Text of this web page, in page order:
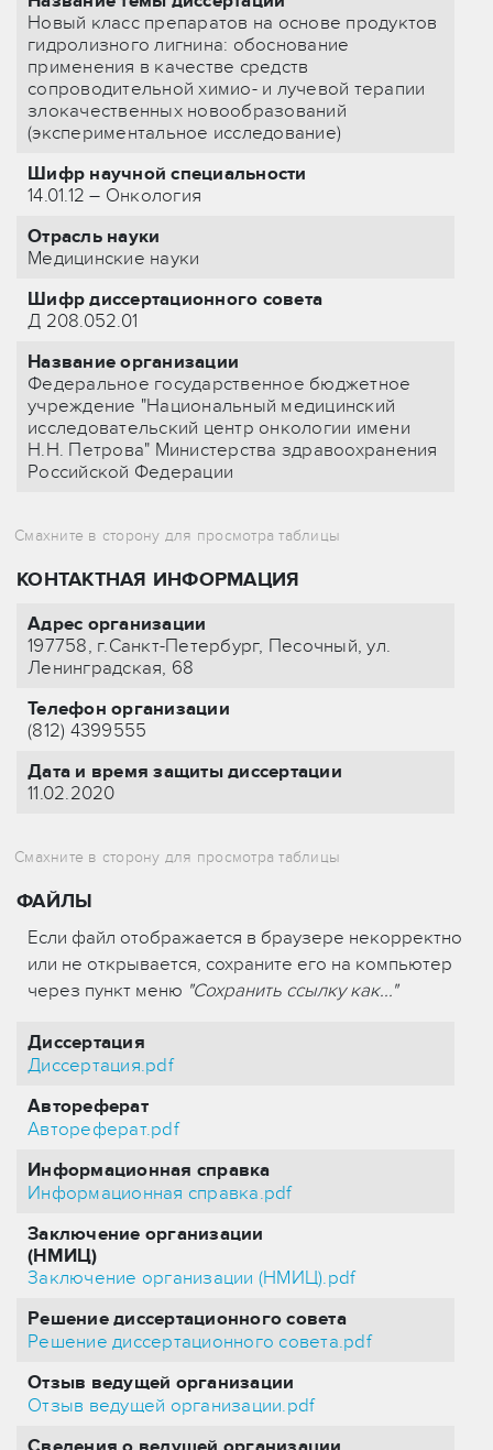
Новый класс препаратов на основе продуктов
гидролизного лигнина: обоснование
применения в качестве средств
сопроводительной химио- и лучевой терапии
злокачественных новообразований
(экспериментальное исследование)
Шифр научной специальности
14.01.12 – Онкология
Отрасль науки
Медицинские науки
Шифр диссертационного совета
Д 208.052.01
Название организации
Федеральное государственное бюджетное
учреждение "Национальный медицинский
исследовательский центр онкологии имени
Н.Н. Петрова" Министерства здравоохранения
Российской Федерации
КОНТАКТНАЯ ИНФОРМАЦИЯ
Адрес организации
197758, г.Санкт-Петербург, Песочный, ул.
Ленинградская, 68
Телефон организации
(812) 4399555
Дата и время защиты диссертации
11.02.2020
ФАЙЛЫ
Если файл отображается в браузере некорректно
или не открывается, сохраните его на компьютер
через пункт меню "Сохранить ссылку как..."
Диссертация
Диссертация.pdf
Автореферат
Автореферат.pdf
Информационная справка
Информационная справка.pdf
Заключение организации
(НМИЦ)
Заключение организации (НМИЦ).pdf
Решение диссертационного совета
Решение диссертационного совета.pdf
Отзыв ведущей организации
Отзыв ведущей организации.pdf